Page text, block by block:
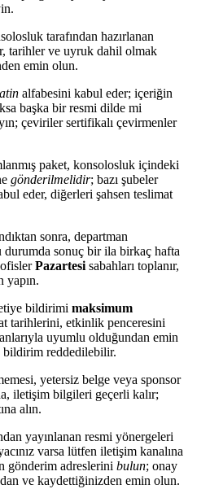
tarafından hazırlanan
tarihler ve uyruk dahil olmak
emin olun.
alfabesini kabul eder; içeriğin
başka bir resmi dilde mi
çeviriler sertifikalı çevirmenler
paket, konsolosluk içindeki
gönderilmelidir; bazı şubeler
eder, diğerleri şahsen teslimat
sonra, departman
durumda sonuç bir ila birkaç hafta
Pazartesi sabahları toplanır,
yapın.
bildirimi maksimum
tarihlerini, etkinlik penceresini
uyumlu olduğundan emin
bildirim reddedilebilir.
yetersiz belge veya sponsor
iletişim bilgileri geçerli kalır;
alın.
yayınlanan resmi yönergeleri
varsa lütfen iletişim kanalına
gönderim adreslerini bulun; onay
ve kaydettiğinizden emin olun.